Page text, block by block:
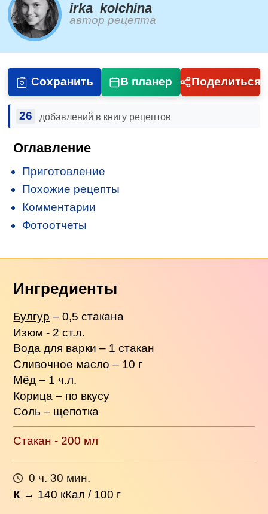
irka_kolchina
автор рецепта
Сохранить В планер Поделиться
26 добавлений в книгу рецептов
Оглавление
Приготовление
Похожие рецепты
Комментарии
Фотоотчеты
Ингредиенты
Булгур – 0,5 стакана
Изюм - 2 ст.л.
Вода для варки – 1 стакан
Сливочное масло – 10 г
Мёд – 1 ч.л.
Корица – по вкусу
Соль – щепотка
Стакан - 200 мл
0 ч. 30 мин.
К → 140 кКал / 100 г